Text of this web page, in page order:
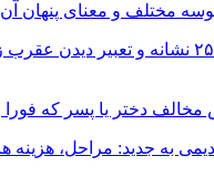
تعبیر خواب عقرب: ۲۵ نشانه و تعبیر
به جدید: مراحل، هزینه